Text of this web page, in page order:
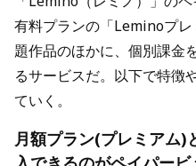
有料プランの「Leminoプ
題作品のほかに、個別課金
るサービスだ。以下で特徴
ていく。
月額プラン(プレミアム)